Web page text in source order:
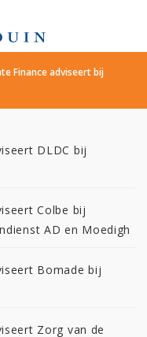
Finance adviseert bij
DLDC bij
Colbe bij
AD en Moedigh
Bomade bij
Zorg van de